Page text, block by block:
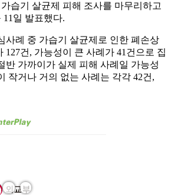
습기 살균제 피해 조사를 마무리하고
일 발표했다.
사례 중 가습기 살균제로 인한 폐손상
127건, 가능성이 큰 사례가 41건으로 집
반 가까이가 실제 피해 사례일 가능성
작거나 거의 없는 사례는 각각 42건,